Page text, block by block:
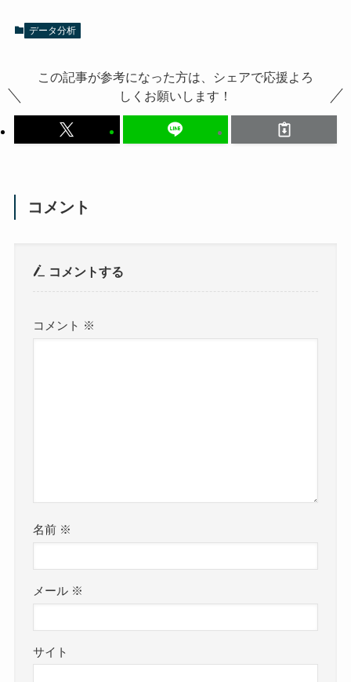
データ分析
この記事が参考になった方は、シェアで応援よろ
しくお願いします！
コメント
コメントする
コメント ※
名前 ※
メール ※
サイト